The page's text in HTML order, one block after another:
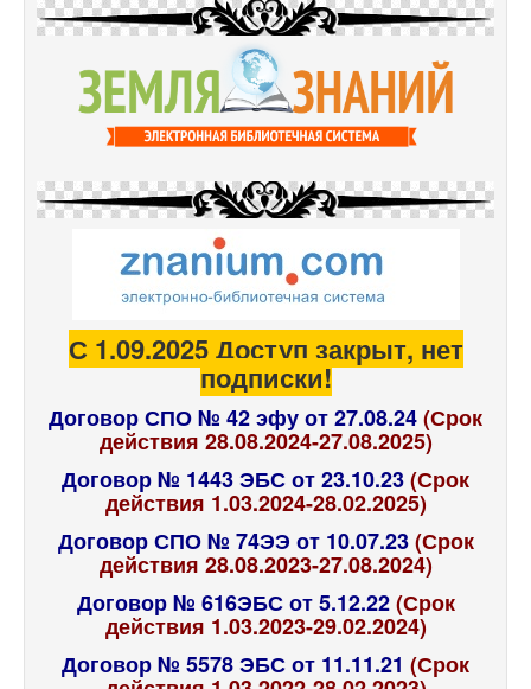
С 1.09.2025 Доступ закрыт, нет
подписки!
Договор СПО № 42 эфу от 27.08.24(Срок
действия 28.08.2024-27.08.2025)
Договор № 1443 ЭБС от 23.10.23(Срок
действия 1.03.2024-28.02.2025)
Договор СПО № 74ЭЭ от 10.07.23(Срок
действия 28.08.2023-27.08.2024)
Договор № 616ЭБС от 5.12.22 (Срок
действия 1.03.2023-29.02.2024)
Договор № 5578 ЭБС от 11.11.21 (Срок